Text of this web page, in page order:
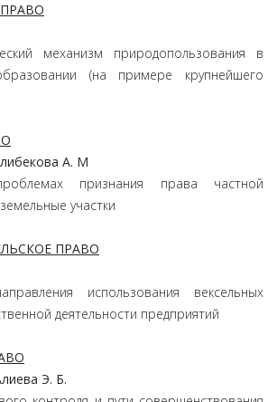
механизм природопользования в
(на примере крупнейшего
А. М
признания права частной
участки
ПРАВО
использования вексельных
деятельности предприятий
Э. Б.